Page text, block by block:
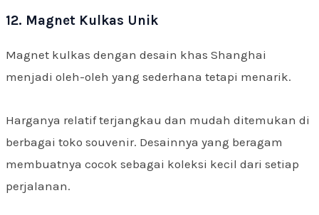
12. Magnet Kulkas Unik
Magnet kulkas dengan desain khas Shanghai
menjadi oleh-oleh yang sederhana tetapi menarik.
Harganya relatif terjangkau dan mudah ditemukan di
berbagai toko souvenir. Desainnya yang beragam
membuatnya cocok sebagai koleksi kecil dari setiap
perjalanan.